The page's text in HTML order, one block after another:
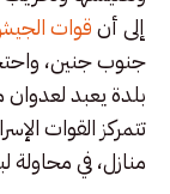
إلى أنقوات
جنوب جنين،
بلدة يعبد
تتمركز القوات
منازل، في